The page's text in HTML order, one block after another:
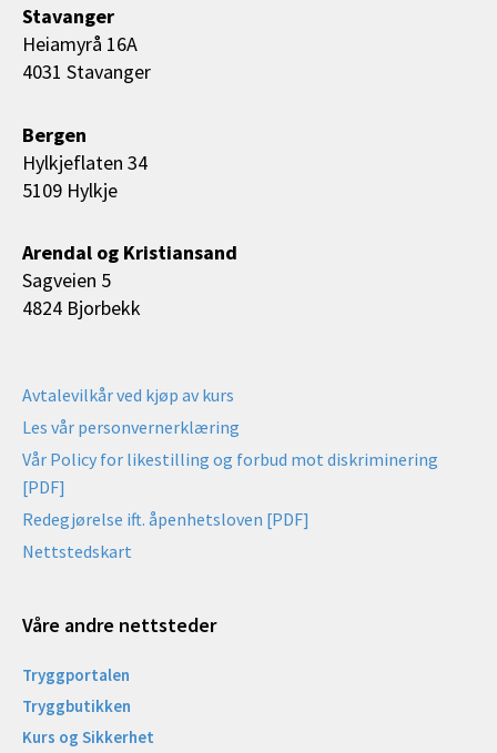
Stavanger
Heiamyrå 16A
4031 Stavanger
Bergen
Hylkjeflaten 34
5109 Hylkje
Arendal og Kristiansand
Sagveien 5
4824 Bjorbekk
Avtalevilkår ved kjøp av kurs
Les vår personvernerklæring
Vår Policy for likestilling og forbud mot diskriminering
[PDF]
Redegjørelse ift. åpenhetsloven [PDF]
Nettstedskart
Våre andre nettsteder
Tryggportalen
Tryggbutikken
Kurs og Sikkerhet